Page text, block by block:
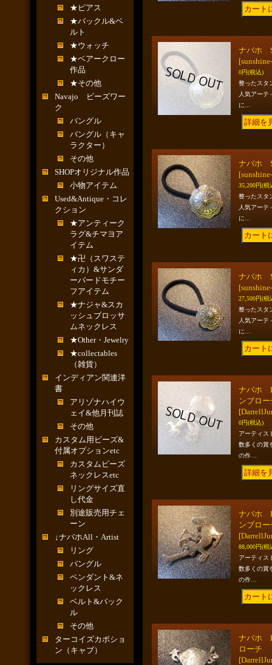
★ピアス
★バックル&ベ
ルト
★ウォッチ
★ベアークロー
作品
★その他
Navajo ビーズワー
ク
バングル
バングル（キャ
ラクター）
その他
SHOPオリジナル作品
小物アイテム
Used&Antique・コレ
クション
★アンティーク
ラグ&チマヨア
イテム
★卍（スワステ
ィカ）&サンダ
ーバードモチー
フアイテム
★ナジャ&スカ
ッシュブロッサ
ムネックレス
★Other・Jewelry
★collectables
（雑貨）
インディアン関連洋
書
アリゾナハイウ
ェイ&他月刊誌
その他
カスタム用ビーズ&
付属オプションetc
カスタムビーズ
ネックレスetc
リングサイズ直
し代金
別途販売用チェ
ーン
↓ナバホAll・Artist
リング
バングル
ペンダント&ネ
ックレス
ベルト&バック
ル
その他
ターコイズカボショ
ン（キャブ）
ナバホ
0円(税込)
整ったスタ
人気アーテ
に…
ナバホ
35,200円(税
整ったスタ
人気アーテ
に…
ナバホ
27,500円(税
整ったスタ
人気アーテ
に…
ナバホ
ンブロー
0円(税込)
アーティス
数多くの賞
の作…
ナバホ
ンブロー
88,000円(税
アーティス
数多くの賞
の作…
ナバホ
ローチ